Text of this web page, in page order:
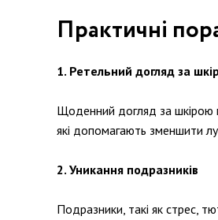
Практичні
1. Ретельний догляд за
Щоденний догляд за шкірою
які допомагають зменшити
2. Уникання подразників
Подразники, такі як стрес,